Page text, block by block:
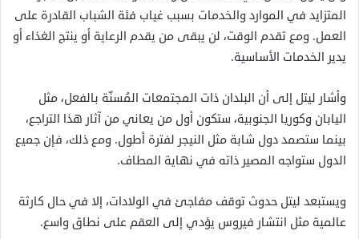
المتزايد في الموارد والخدمات بسبب غياب فئة الشباب القادرة على
العمل. ومع تقدم الوقت، لن يبقى من يقدم الرعاية أو ينتج الغذاء أو
يدير الخدمات الأساسية.
وأشار ليتل إلى أن البلدان ذات المجتمعات المُسنّة بالفعل، مثل
اليابان وكوريا الجنوبية، ستكون أول من يعاني من آثار هذا التراجع،
بينما ستصمد دول شابة مثل النيجر لفترة أطول. ومع ذلك، فإن جميع
الدول ستواجه المصير ذاته في نهاية المطاف.
ويستبعد ليتل حدوث توقف مفاجئ في الولادات، إلا في حال كارثة
عالمية مثل انتشار فيروس يؤدي إلى العقم على نطاق واسع.